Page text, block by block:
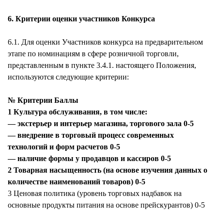
6. Критерии оценки участников Конкурса
6.1. Для оценки Участников конкурса на предварительном
этапе по номинациям в сфере розничной торговли,
представленным в пункте 3.4.1. настоящего Положения,
используются следующие критерии:
№ Критерии Баллы
1 Культура обслуживания, в том числе:
— экстерьер и интерьер магазина, торгового зала 0-5
— внедрение в торговый процесс современных
технологий и форм расчетов 0-5
— наличие формы у продавцов и кассиров 0-5
2 Товарная насыщенность (на основе изучения данных о
количестве наименований товаров) 0-5
3 Ценовая политика (уровень торговых надбавок на
основные продукты питания на основе прейскурантов) 0-5